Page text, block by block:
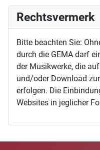
Rechtsvermerk
Bitte beachten Sie:
durch die GEMA darf
der Musikwerke, die
und/oder Download
erfolgen. Die
Websites in jeglicher